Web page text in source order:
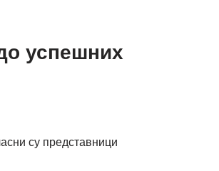
успешних
су представници